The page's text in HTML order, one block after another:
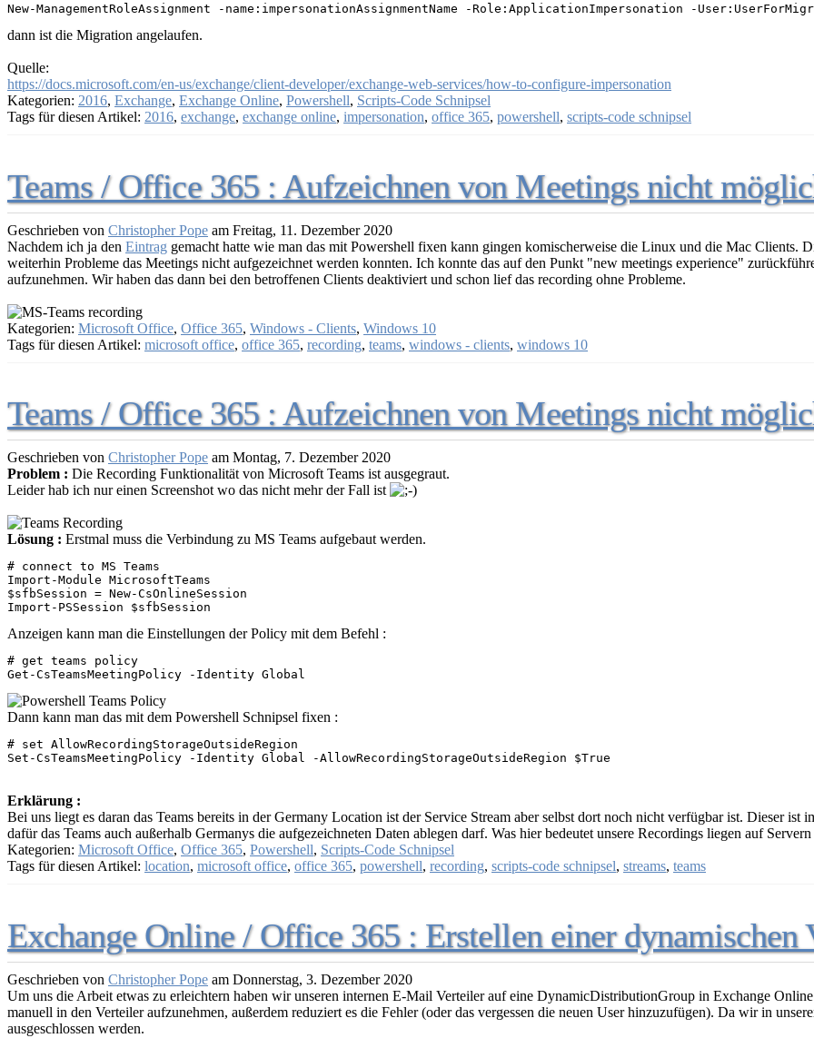
New-ManagementRoleAssignment -name:impersonationAssignmentName -Role:ApplicationImpersonation -
dann ist die Migration angelaufen.
Quelle:
https://docs.microsoft.com/en-us/exchange/client-developer/exchange-web-services/how-to-configure-impersonation
Kategorien: 2016, Exchange, Exchange Online, Powershell, Scripts-Code Schnipsel
Tags für diesen Artikel: 2016, exchange, exchange online, impersonation, office 365, powershell, scripts-code schnipsel
Teams / Office 365 : Aufzeichnen von Meetings nicht
Geschrieben von Christopher Pope am Freitag, 11. Dezember 2020
Nachdem ich ja den Eintrag gemacht hatte wie man das mit Powershell fixen kann gingen komischerweise die Linux und die Mac Clients.
weiterhin Probleme das Meetings nicht aufgezeichnet werden konnten. Ich konnte das auf den Punkt "new meetings experience"
aufzunehmen. Wir haben das dann bei den betroffenen Clients deaktiviert und schon lief das recording ohne Probleme.
Kategorien: Microsoft Office, Office 365, Windows - Clients, Windows 10
Tags für diesen Artikel: microsoft office, office 365, recording, teams, windows - clients, windows 10
Teams / Office 365 : Aufzeichnen von Meetings nicht
Geschrieben von Christopher Pope am Montag, 7. Dezember 2020
Problem : Die Recording Funktionalität von Microsoft Teams ist ausgegraut.
Leider hab ich nur einen Screenshot wo das nicht mehr der Fall ist
Lösung : Erstmal muss die Verbindung zu MS Teams aufgebaut werden.
# connect to MS Teams
Import-Module MicrosoftTeams
$sfbSession = New-CsOnlineSession
Import-PSSession $sfbSession
Anzeigen kann man die Einstellungen der Policy mit dem Befehl :
# get teams policy
Get-CsTeamsMeetingPolicy -Identity Global
Dann kann man das mit dem Powershell Schnipsel fixen :
# set AllowRecordingStorageOutsideRegion
Set-CsTeamsMeetingPolicy -Identity Global -AllowRecordingStorageOutsideRegion $True
Erklärung :
Bei uns liegt es daran das Teams bereits in der Germany Location ist der Service Stream aber selbst dort noch nicht verfügbar ist. Dieser
dafür das Teams auch außerhalb Germanys die aufgezeichneten Daten ablegen darf. Was hier bedeutet unsere Recordings liegen auf
Kategorien: Microsoft Office, Office 365, Powershell, Scripts-Code Schnipsel
Tags für diesen Artikel: location, microsoft office, office 365, powershell, recording, scripts-code schnipsel, streams, teams
Exchange Online / Office 365 : Erstellen einer dynamischen
Geschrieben von Christopher Pope am Donnerstag, 3. Dezember 2020
Um uns die Arbeit etwas zu erleichtern haben wir unseren internen E-Mail Verteiler auf eine DynamicDistributionGroup in Exchange
manuell in den Verteiler aufzunehmen, außerdem reduziert es die Fehler (oder das vergessen die neuen User hinzuzufügen). Da wir in
ausgeschlossen werden.